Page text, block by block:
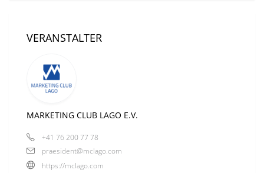
VERANSTALTER
MARKETING CLUB LAGO E.V.
+41 76 200 77 78
praesident@mclago.com
https://mclago.com